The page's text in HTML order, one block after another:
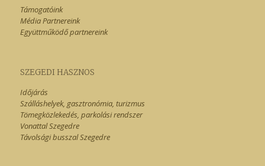
Támogatóink
Média Partnereink
Együttműködő partnereink
SZEGEDI HASZNOS
Időjárás
Szálláshelyek, gasztronómia, turizmus
Tömegközlekedés, parkolási rendszer
Vonattal Szegedre
Távolsági busszal Szegedre